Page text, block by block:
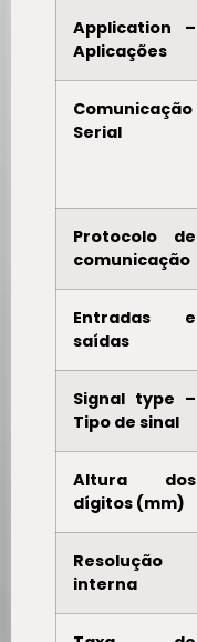
Application –
Aplicações
Comunicação
Serial
Protocolo de
comunicação
Entradas e
saídas
Signal type –
Tipo de sinal
Altura dos
dígitos (mm)
Resolução
interna